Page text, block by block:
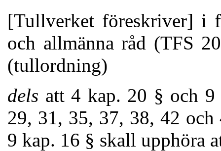
[Tullverket föreskriver] i
och allmänna råd (TFS
(tullordning)
dels att 4 kap. 20 § och
29, 31, 35, 37, 38, 42
9 kap. 16 § skall upphöra